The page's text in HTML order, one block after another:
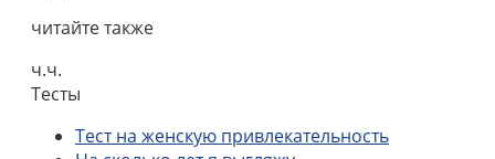
читайте также
ч.ч.
Тесты
Тест на женскую привлекательность